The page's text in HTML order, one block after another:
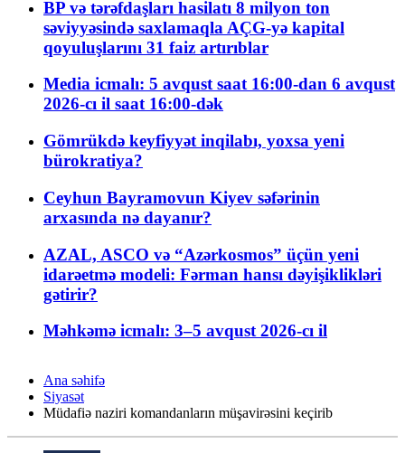
BP və tərəfdaşları hasilatı 8 milyon ton
səviyyəsində saxlamaqla AÇG-yə kapital
qoyuluşlarını 31 faiz artırıblar
Media icmalı: 5 avqust saat 16:00-dan 6 avqust
2026-cı il saat 16:00-dək
Gömrükdə keyfiyyət inqilabı, yoxsa yeni
bürokratiya?
Ceyhun Bayramovun Kiyev səfərinin
arxasında nə dayanır?
AZAL, ASCO və “Azərkosmos” üçün yeni
idarəetmə modeli: Fərman hansı dəyişiklikləri
gətirir?
Məhkəmə icmalı: 3–5 avqust 2026-cı il
Ana səhifə
Siyasət
Müdafiə naziri komandanların müşavirəsini keçirib